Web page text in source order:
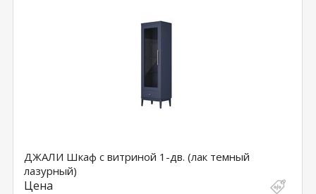
ДЖАЛИ Шкаф с витриной 1-дв. (лак темный
лазурный)
Цена